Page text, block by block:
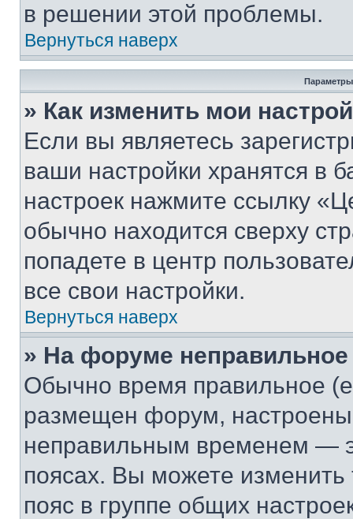
в решении этой проблемы.
Вернуться наверх
Параметры
» Как изменить мои
Если вы являетесь
ваши настройки хранятся в
настроек нажмите ссылку
обычно находится сверху
попадете в центр
все свои настройки.
Вернуться наверх
» На форуме
Обычно время правильное
размещен форум, настроены
неправильным временем —
поясах. Вы можете изменить
пояс в группе общих